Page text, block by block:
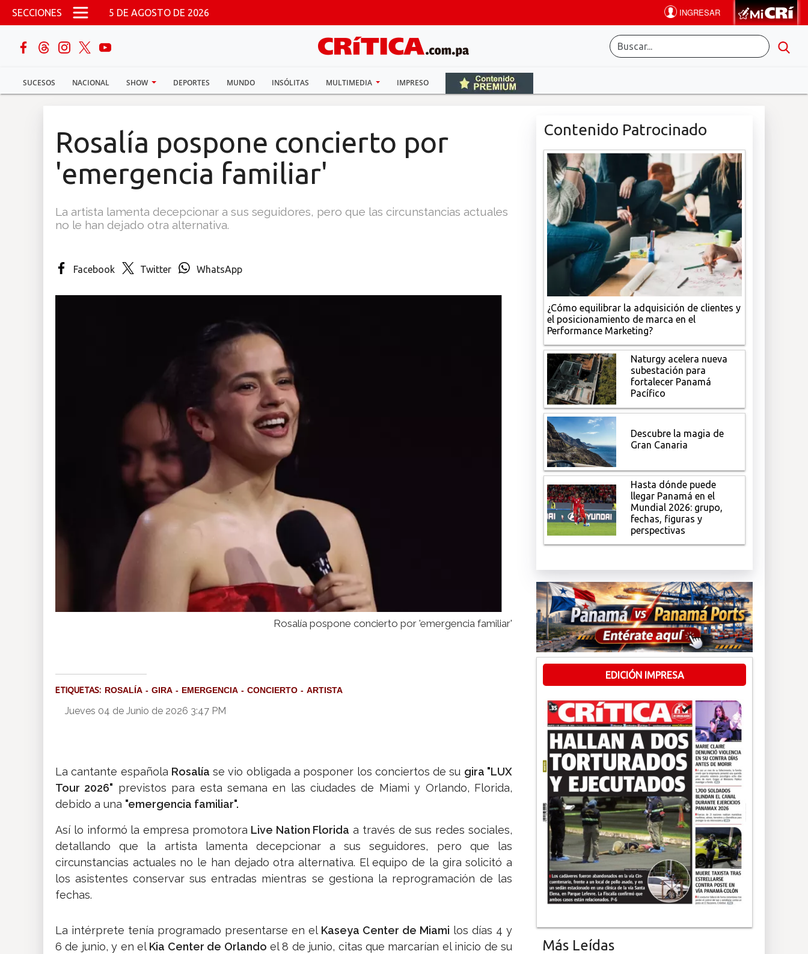
Pasar al contenido principal
SECCIONES 5 DE AGOSTO DE 2026
SUCESOS NACIONAL SHOW DEPORTES MUNDO INSÓLITAS MULTIMEDIA IMPRESO
buscar
Sucesos
Rosalía pospone concierto por
'emergencia familiar'
La artista lamenta decepcionar a sus seguidores, pero que las circunstancias actuales
no le han dejado otra alternativa.
Facebook Twitter WhatsApp
Rosalía pospone concierto por 'emergencia familiar'
ETIQUETAS: ROSALÍA GIRA EMERGENCIA CONCIERTO ARTISTA
Jueves 04 de Junio de 2026 3:47 PM
La cantante española Rosalía se vio obligada a posponer los conciertos de su gira "LUX
Tour 2026" previstos para esta semana en las ciudades de Miami y Orlando, Florida,
debido a una "emergencia familiar".
Así lo informó la empresa promotora Live Nation Florida a través de sus redes sociales,
detallando que la artista lamenta decepcionar a sus seguidores, pero que las
circunstancias actuales no le han dejado otra alternativa. El equipo de la gira solicitó a
los asistentes conservar sus entradas mientras se gestiona la reprogramación de las
fechas.
La intérprete tenía programado presentarse en el Kaseya Center de Miami los días 4 y
6 de junio, y en elKia Center de Orlando el 8 de junio, citas que marcarían el inicio de su
Contenido Patrocinado
¿Cómo equilibrar la adquisición de clientes y
el posicionamiento de marca en el
Performance Marketing?
Naturgy acelera nueva
subestación para
fortalecer Panamá
Pacífico
Descubre la magia de
Gran Canaria
Hasta dónde puede
llegar Panamá en el
Mundial 2026: grupo,
fechas, figuras y
perspectivas
EDICIÓN IMPRESA
Más Leídas